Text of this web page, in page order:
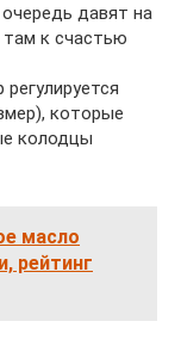
давят на
там к счастью
которые
колодцы
масло
рейтинг